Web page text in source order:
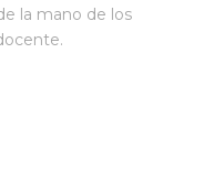
la mano de los